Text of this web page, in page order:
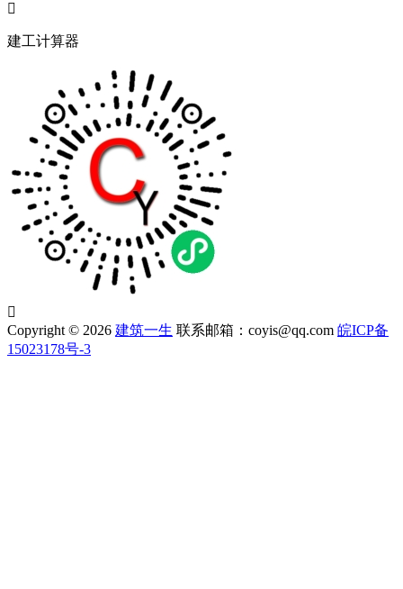

建工计算器

Copyright © 2026 建筑一生 联系邮箱：coyis@qq.com 皖ICP备
15023178号-3